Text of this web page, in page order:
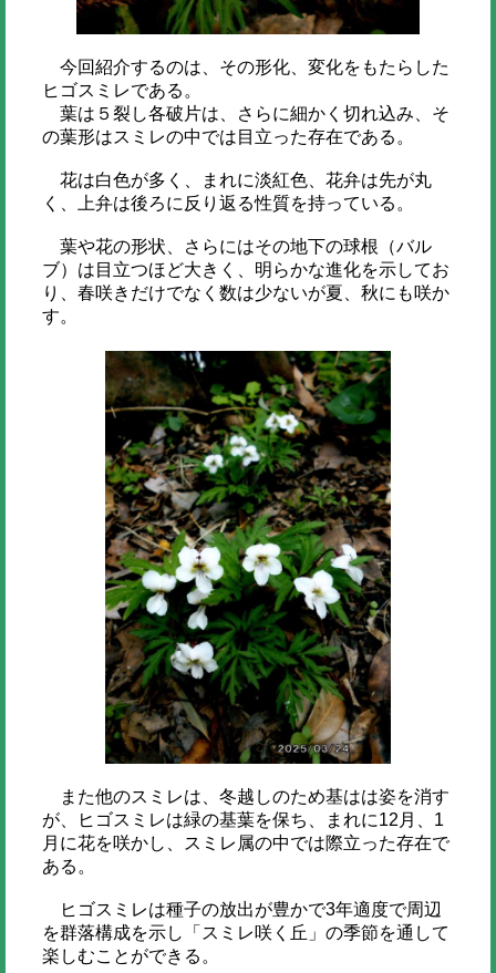
今回紹介するのは、その形化、変化をもたらした
ヒゴスミレである。
葉は５裂し各破片は、さらに細かく切れ込み、そ
の葉形はスミレの中では目立った存在である。
花は白色が多く、まれに淡紅色、花弁は先が丸
く、上弁は後ろに反り返る性質を持っている。
葉や花の形状、さらにはその地下の球根（バル
ブ）は目立つほど大きく、明らかな進化を示してお
り、春咲きだけでなく数は少ないが夏、秋にも咲か
す。
また他のスミレは、冬越しのため基はは姿を消す
が、ヒゴスミレは緑の基葉を保ち、まれに12月、1
月に花を咲かし、スミレ属の中では際立った存在で
ある。
ヒゴスミレは種子の放出が豊かで3年適度で周辺
を群落構成を示し「スミレ咲く丘」の季節を通して
楽しむことができる。